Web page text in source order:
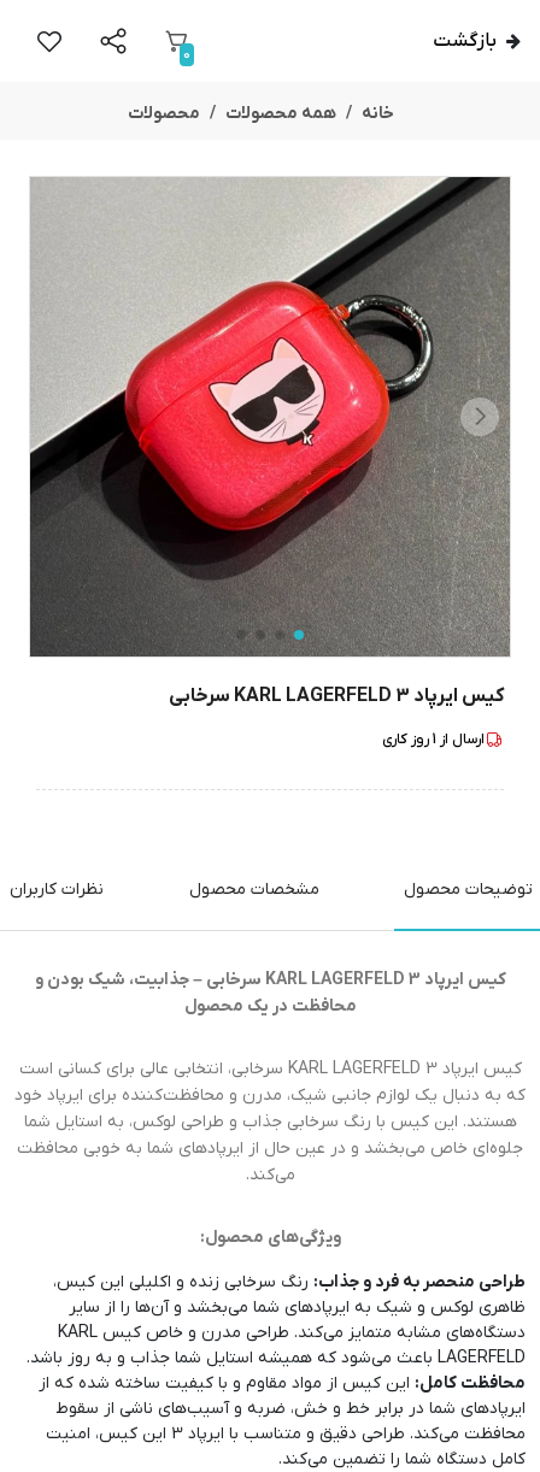
بازگشت
0
خانه همه محصولات محصولات
کیس ایرپاد 3 KARL LAGERFELD سرخابی
ارسال از 1روز کاری
توضیحات محصول مشخصات محصول نظرات کاربران
کیس ایرپاد 3 KARL LAGERFELD سرخابی – جذابیت، شیک بودن و
محافظت در یک محصول
کیس ایرپاد 3 KARL LAGERFELD سرخابی، انتخابی عالی برای کسانی است
که به دنبال یک لوازم جانبی شیک، مدرن و محافظت‌کننده برای ایرپاد خود
هستند. این کیس با رنگ سرخابی جذاب و طراحی لوکس، به استایل شما
جلوه‌ای خاص می‌بخشد و در عین حال از ایرپادهای شما به خوبی محافظت
می‌کند.
ویژگی‌های محصول:
طراحی منحصر به فرد و جذاب: رنگ سرخابی زنده و اکلیلی این کیس،
ظاهری لوکس و شیک به ایرپادهای شما می‌بخشد و آن‌ها را از سایر
دستگاه‌های مشابه متمایز می‌کند. طراحی مدرن و خاص کیس KARL
LAGERFELD باعث می‌شود که همیشه استایل شما جذاب و به روز باشد.
محافظت کامل: این کیس از مواد مقاوم و با کیفیت ساخته شده که از
ایرپادهای شما در برابر خط و خش، ضربه و آسیب‌های ناشی از سقوط
محافظت می‌کند. طراحی دقیق و متناسب با ایرپاد 3 این کیس، امنیت
کامل دستگاه شما را تضمین می‌کند.